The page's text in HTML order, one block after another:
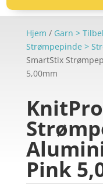
Hjem / Garn >
Strømpepinde >
SmartStix
5,00mm
Pink